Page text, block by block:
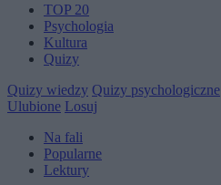
TOP 20
Psychologia
Kultura
Quizy
Quizy wiedzy Quizy psychologiczne
Ulubione Losuj
Na fali
Popularne
Lektury